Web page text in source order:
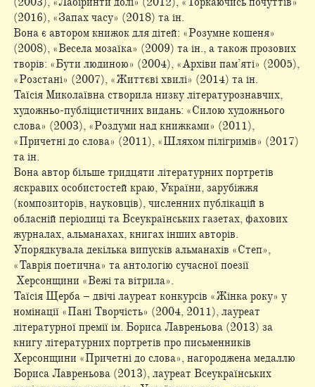
(2016), «Запах часу» (2018) та ін.
Вона є автором книжок для дітей: «Розумне кошеня»
(2008), «Весела мозаїка» (2009) та ін., а також прозових
творів: «Бути людиною» (2004), «Архіви пам’яті» (2005),
«Розстані» (2007), «Життєві хвилі» (2014) та ін.
Таїсія Миколаївна створила низку літературознавчих,
художньо-публіцистичних видань: «Силою художнього
слова» (2003), «Роздуми над книжками» (2011),
«Причетні до слова» (2011), «Шляхом пілігримів» (2017)
та ін.
Вона автор більше тридцяти літературних портретів
яскравих особистостей краю, України, зарубіжжя
(композиторів, науковців), численних публікацій в
обласній періодиці та Всеукраїнських газетах, фахових
журналах, альманахах, книгах інших авторів.
Упорядкувала декілька випусків альманахів «Степ»,
«Таврія поетична» та антологію сучасної поезії
Херсонщини «Вежі та вітрила».
Таїсія Щерба – двічі лауреат конкурсів «Жінка року» у
номінації «Пані Творчість» (2004, 2011), лауреат
літературної премії ім. Бориса Лавреньова (2013) за
книгу літературних портретів про письменників
Херсонщини «Причетні до слова», нагороджена медаллю
Бориса Лавреньова (2013), лауреат Всеукраїнських